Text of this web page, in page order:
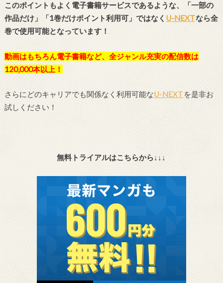
このポイントもよく電子書籍サービスであるような、「一部の
作品だけ」「1巻だけポイント利用可」ではなく U-NEXTなら全
巻で使用可能となっています！
動画はもちろん電子書籍など、全ジャンル充実の配信数は
120,000本以上！
さらにどのキャリアでも関係なく利用可能なU-NEXTを是非お
試しください！
無料トライアルはこちらから↓↓↓